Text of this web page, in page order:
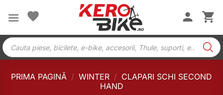
Products
search
PRIMA PAGINĂ / WINTER / CLAPARI SCHI SECOND
HAND